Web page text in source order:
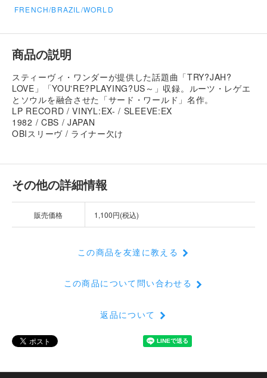
FRENCH/BRAZIL/WORLD
商品の説明
スティーヴィ・ワンダーが提供した話題曲「TRY?JAH?
LOVE」「YOU'RE?PLAYING?US～」収録。ルーツ・レゲエ
とソウルを融合させた「サード・ワールド」名作。
LP RECORD / VINYL:EX- / SLEEVE:EX
1982 / CBS / JAPAN
OBIスリーヴ / ライナー欠け
その他の詳細情報
販売価格 1,100円(税込)
この商品を友達に教える
この商品について問い合わせる
返品について